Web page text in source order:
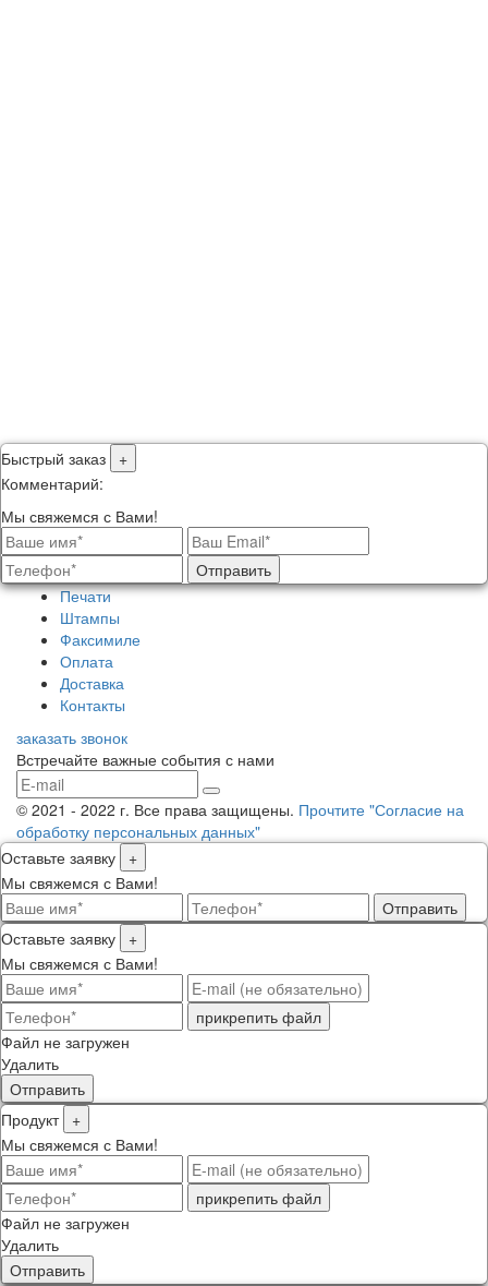
Быстрый заказ
+
Комментарий:
Мы свяжемся с Вами!
Отправить
Печати
Штампы
Факсимиле
Оплата
Доставка
Контакты
заказать звонок
Встречайте важные события с нами
© 2021 - 2022 г. Все права защищены. Прочтите "Согласие на
обработку персональных данных"
Оставьте заявку
+
Мы свяжемся с Вами!
Отправить
Оставьте заявку
+
Мы свяжемся с Вами!
прикрепить файл
Файл не загружен
Удалить
Отправить
Продукт
+
Мы свяжемся с Вами!
прикрепить файл
Файл не загружен
Удалить
Отправить